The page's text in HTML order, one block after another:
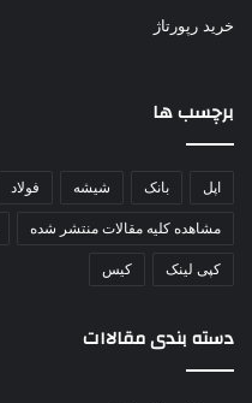
خرید رپورتاژ
برچسب ها
اپل بانک شیشه فولاد
مشاهده کلیه مقالات منتشر شده
کپی لینک کیس
دسته بندی مقالاات